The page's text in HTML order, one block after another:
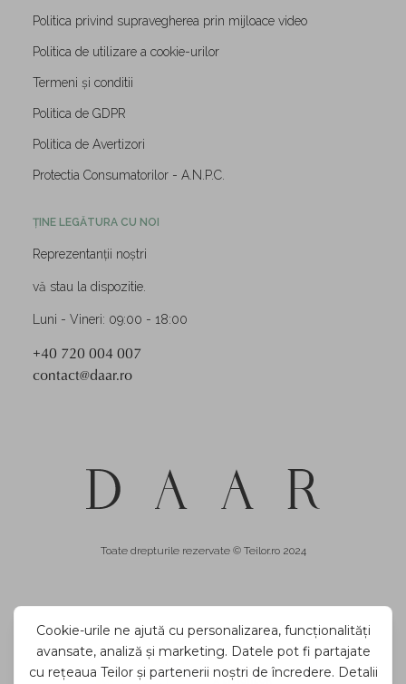
Politica privind supravegherea prin mijloace video
Politica de utilizare a cookie-urilor
Termeni și conditii
Politica de GDPR
Politica de Avertizori
Protectia Consumatorilor - A.N.P.C.
ȚINE LEGĂTURA CU NOI
Reprezentanții noștri
vă stau la dispozitie.
Luni - Vineri: 09:00 - 18:00
+40 720 004 007
contact@daar.ro
Toate drepturile rezervate © Teilor.ro 2024